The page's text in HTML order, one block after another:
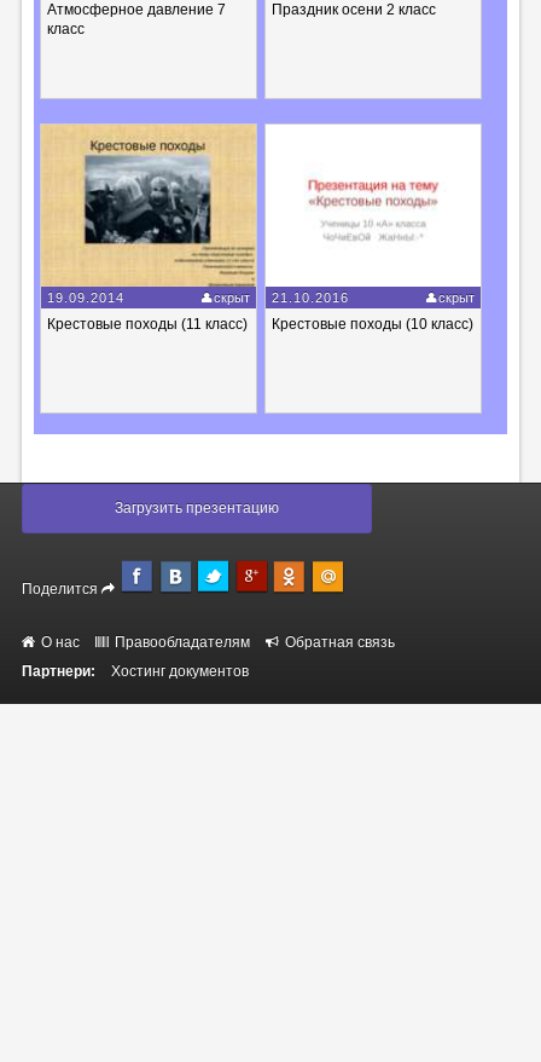
Атмосферное давление 7
класс
Праздник осени 2 класс
19.09.2014 скрыт
Крестовые походы (11 класс)
21.10.2016 скрыт
Крестовые походы (10 класс)
Загрузить презентацию
Поделится
О нас Правообладателям
Обратная связь
Партнери:
Хостинг документов